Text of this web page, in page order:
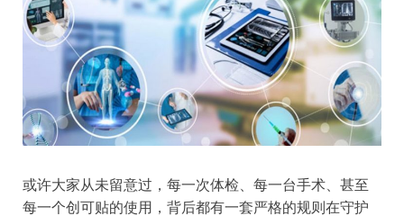
或许大家从未留意过，每一次体检、每一台手术、甚至
每一个创可贴的使用，背后都有一套严格的规则在守护